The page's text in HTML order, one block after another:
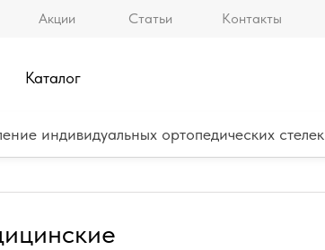
Контакты
Статьи
Акции
индивидуальных ортопедических стелек
Каталог